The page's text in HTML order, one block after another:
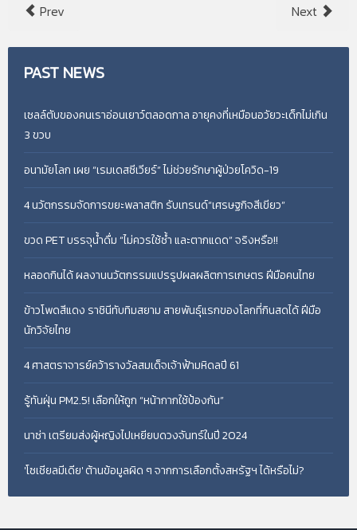
Prev Next
PAST NEWS
เซลล์ตับของคนเราอ่อนเยาว์ตลอดกาล อายุคงที่เหมือนอวัยวะเด็กไม่เกิน
3 ขวบ
อนามัยโลก เผย “เรมเดสซีเวียร์” ไม่ช่วยรักษาผู้ป่วยโควิด-19
4 นวัตกรรมจัดการขยะพลาสติก รับเทรนด์“เศรษฐกิจสีเขียว”
ขวด PET บรรจุน้ำดื่ม “ไม่ควรใช้ซ้ำ และตากแดด” จริงหรือ!!
หลอดกินได้ ผลงานนวัตกรรมแปรรูปผลผลิตการเกษตร ฝีมือคนไทย
ข้าวโพดสีแดง ราชินีทับทิมสยาม สายพันธุ์แรกของโลกที่กินสดได้ ฝีมือ
นักวิจัยไทย
4 ศาสตราจารย์คว้ารางวัลสมเด็จเจ้าฟ้ามหิดลปี 61
รู้ทันฝุ่น PM2.5! เลือกให้ถูก “หน้ากากใช้ป้องกัน”
นาซ่า เตรียมส่งผู้หญิงไปเหยียบดวงจันทร์ในปี 2024
'โซเชียลมีเดีย' ต้านข้อมูลผิด ๆ จากการเลือกตั้งสหรัฐฯ ได้หรือไม่?